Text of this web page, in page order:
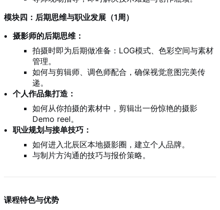
模块四：后期思维与职业发展（1周）
摄影师的后期思维：
拍摄时即为后期做准备：LOG模式、色彩空间与素材
管理。
如何与剪辑师、调色师配合，确保视觉意图完美传
递。
个人作品集打造：
如何从你拍摄的素材中，剪辑出一份惊艳的摄影
Demo reel。
职业规划与接单技巧：
如何进入北辰区本地摄影圈，建立个人品牌。
与制片方沟通的技巧与报价策略。
课程特色与优势